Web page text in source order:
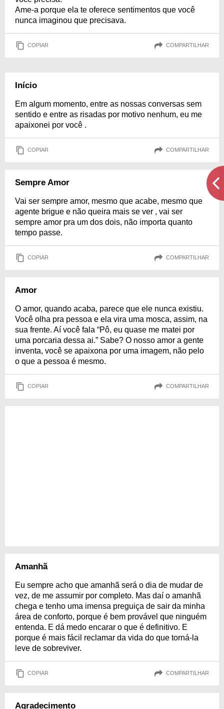
Ame-a porque ela te oferece sentimentos que você
nunca imaginou que precisava.
COPIAR COMPARTILHAR
Início
Em algum momento, entre as nossas conversas sem
sentido e entre as risadas por motivo nenhum, eu me
apaixonei por você .
COPIAR COMPARTILHAR
Sempre Amor
Vai ser sempre amor, mesmo que acabe, mesmo que
agente brigue e não queira mais se ver , vai ser
sempre amor pra um dos dois, não importa quanto
tempo passe.
COPIAR COMPARTILHAR
Amor
O amor, quando acaba, parece que ele nunca existiu.
Você olha pra pessoa e ela vira uma mosca, assim, na
sua frente. Aí você fala “Pô, eu quase me matei por
uma porcaria dessa ai.” Sabe? O nosso amor a gente
inventa, você se apaixona por uma imagem, não pelo
o que a pessoa é mesmo.
COPIAR COMPARTILHAR
Amanhã
Eu sempre acho que amanhã será o dia de mudar de
vez, de me assumir por completo. Mas daí o amanhã
chega e tenho uma imensa preguiça de sair da minha
área de conforto, porque é bem provável que ninguém
entenda. E dá medo encarar o que é definitivo. E
porque é mais fácil reclamar da vida do que torná-la
leve de sobreviver.
COPIAR COMPARTILHAR
Agradecimento